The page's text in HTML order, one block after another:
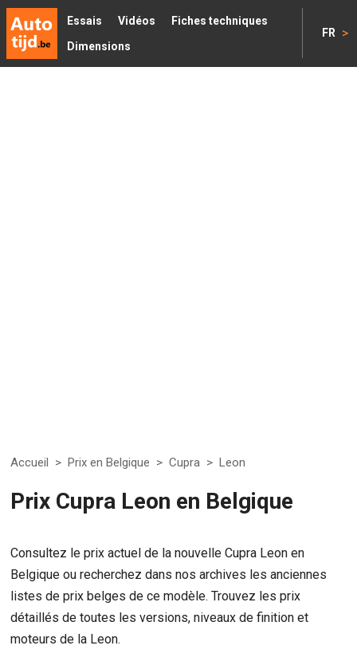
Essais Vidéos
Fiches techniques
Dimensions
FR >
Accueil > Prix en Belgique > Cupra > Leon
Prix Cupra Leon en Belgique
Consultez le prix actuel de la nouvelle Cupra Leon en
Belgique ou recherchez dans nos archives les anciennes
listes de prix belges de ce modèle. Trouvez les prix
détaillés de toutes les versions, niveaux de finition et
moteurs de la Leon.